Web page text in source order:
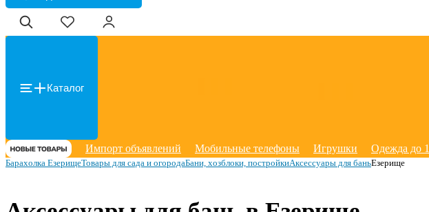
Каталог
Импорт объявлений Мобильные телефоны Игрушки Одежда до
Барахолка ЕзерищеТовары для сада и огородаБани, хозблоки, постройкиАксессуары для баньЕзерище